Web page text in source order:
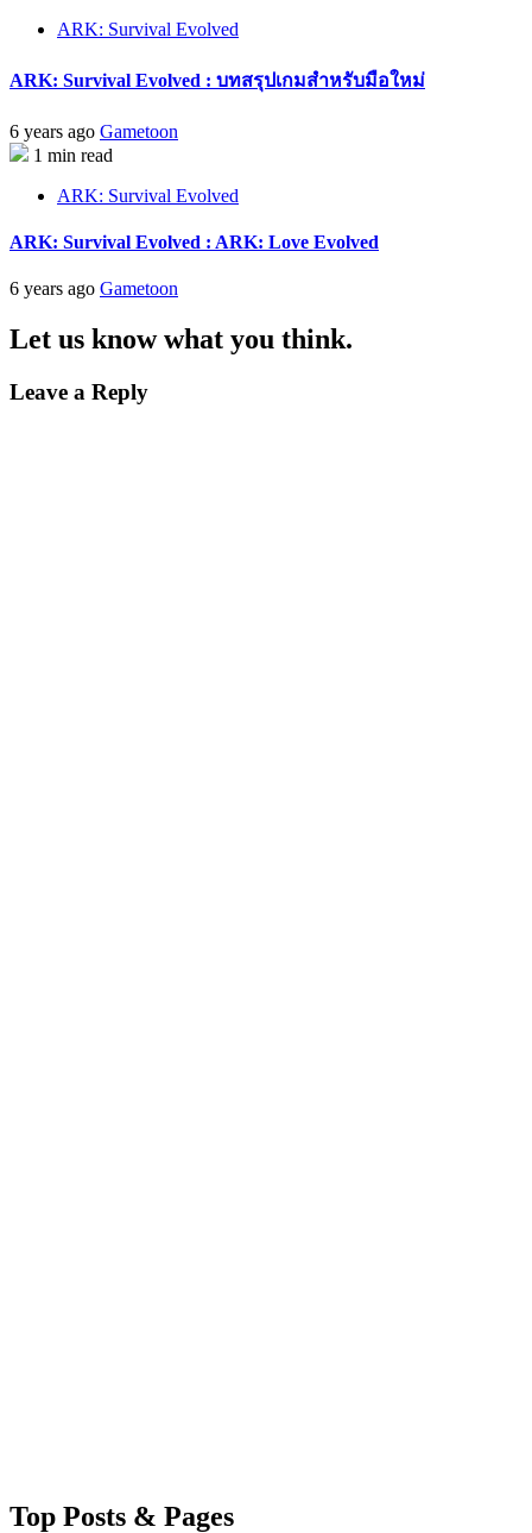
ARK: Survival Evolved
ARK: Survival Evolved : บทสรุปเกมสำหรับมือใหม่
6 years ago Gametoon
1 min read
ARK: Survival Evolved
ARK: Survival Evolved : ARK: Love Evolved
6 years ago Gametoon
Let us know what you think.
Leave a Reply
Top Posts & Pages